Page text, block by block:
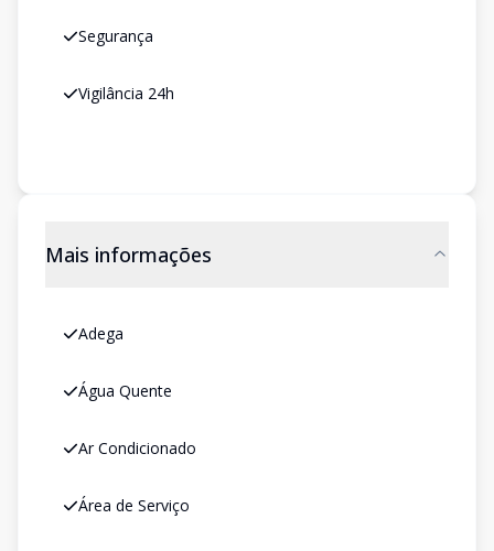
Segurança
Vigilância 24h
Mais informações
Adega
Água Quente
Ar Condicionado
Área de Serviço